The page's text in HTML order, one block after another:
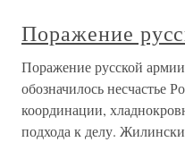
Поражение
Поражение русской
обозначилось несчастье
координации,
подхода к делу.